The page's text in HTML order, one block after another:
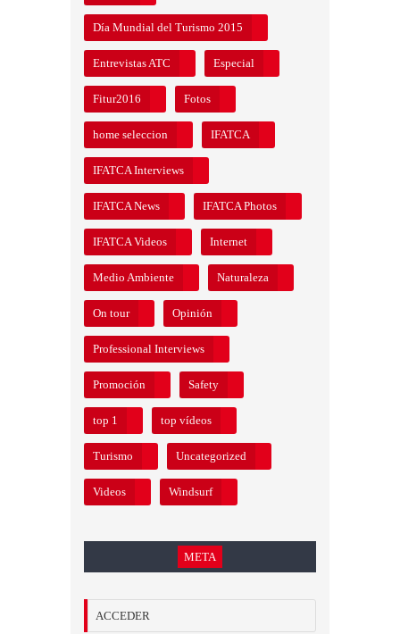
Día Mundial del Turismo 2015
Entrevistas ATC Especial
Fitur2016 Fotos
home seleccion IFATCA
IFATCA Interviews
IFATCA News IFATCA Photos
IFATCA Videos Internet
Medio Ambiente Naturaleza
On tour Opinión
Professional Interviews
Promoción Safety
top 1 top vídeos
Turismo Uncategorized
Videos Windsurf
META
ACCEDER